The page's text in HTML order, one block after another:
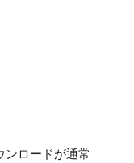
ンロードが通常